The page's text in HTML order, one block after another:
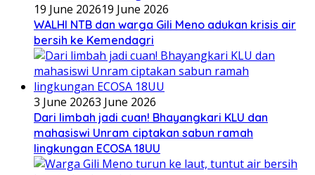
19 June 202619 June 2026
WALHI NTB dan warga Gili Meno adukan krisis air
bersih ke Kemendagri
3 June 20263 June 2026
Dari limbah jadi cuan! Bhayangkari KLU dan
mahasiswi Unram ciptakan sabun ramah
lingkungan ECOSA 18UU